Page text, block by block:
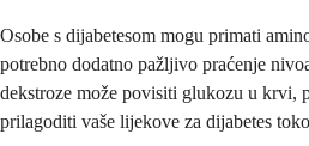
Osobe s dijabetesom mogu primati
potrebno dodatno pažljivo praćenje
dekstroze može povisiti glukozu u krvi,
prilagoditi vaše lijekove za dijabetes